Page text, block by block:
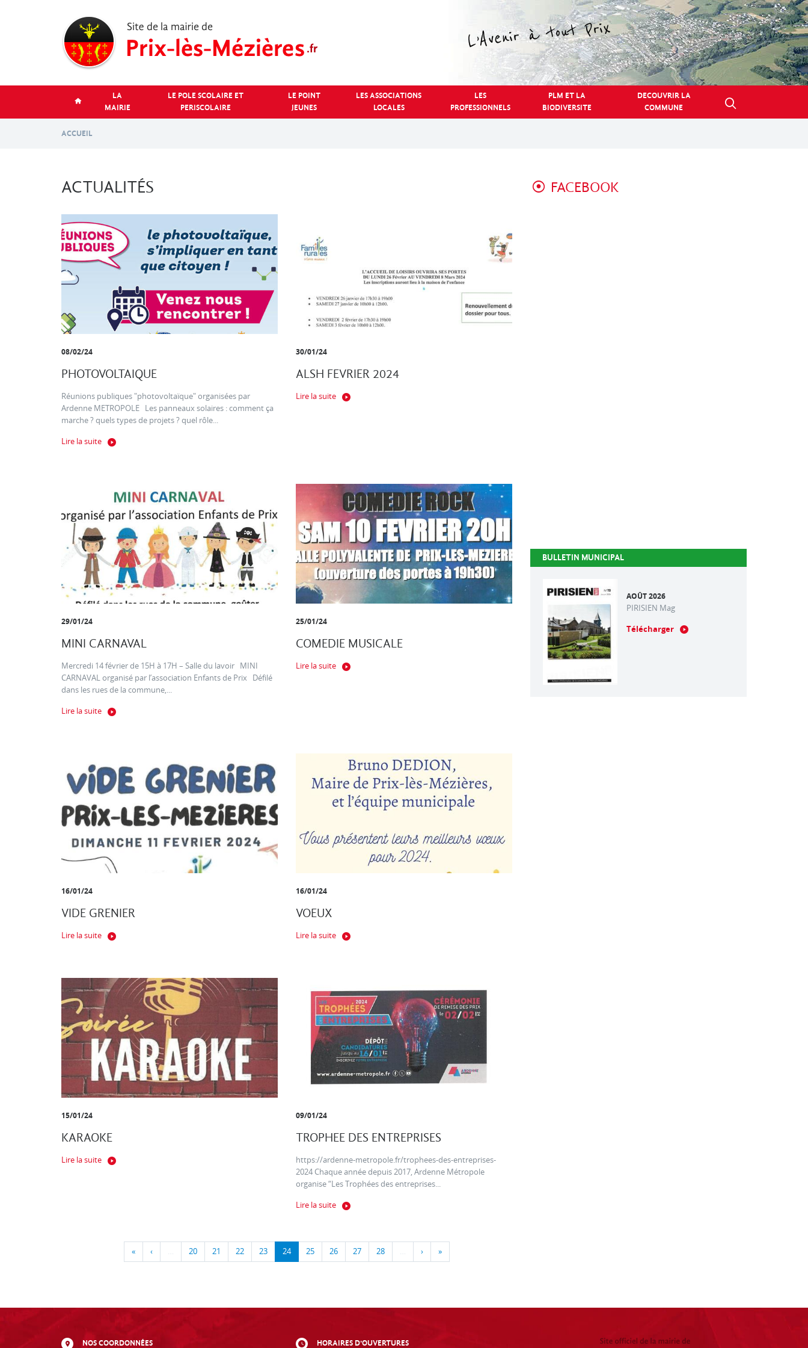
LA
MAIRIE
LE POLE SCOLAIRE ET
PERISCOLAIRE
LE POINT
JEUNES
LES ASSOCIATIONS
LOCALES
LES
PROFESSIONNELS
PLM ET LA
BIODIVERSITE
DECOUVRIR LA
COMMUNE
ACCUEIL
ACTUALITÉS
08/02/24
PHOTOVOLTAIQUE
Réunions publiques "photovoltaïque" organisées par
Ardenne METROPOLE Les panneaux solaires : comment ça
marche ? quels types de projets ? quel rôle...
Lire la suite
30/01/24
ALSH FEVRIER 2024
Lire la suite
29/01/24
MINI CARNAVAL
Mercredi 14 février de 15H à 17H – Salle du lavoir MINI
CARNAVAL organisé par l’association Enfants de Prix Défilé
dans les rues de la commune,...
Lire la suite
25/01/24
COMEDIE MUSICALE
Lire la suite
16/01/24
VIDE GRENIER
Lire la suite
16/01/24
VOEUX
Lire la suite
15/01/24
KARAOKE
Lire la suite
09/01/24
TROPHEE DES ENTREPRISES
https://ardenne-metropole.fr/trophees-des-entreprises-
2024 Chaque année depuis 2017, Ardenne Métropole
organise “Les Trophées des entreprises...
Lire la suite
« ‹ … 20 21 22 23 24 25 26 27 28 … › »
FACEBOOK
BULLETIN MUNICIPAL
AOÛT 2026
PIRISIEN Mag
Télécharger
NOS COORDONNÉES HORAIRES D'OUVERTURES